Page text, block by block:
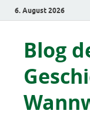
6. August 2026
Blog